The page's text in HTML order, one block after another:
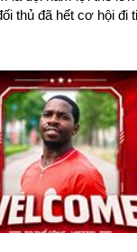
thủ đã hết cơ hội đi